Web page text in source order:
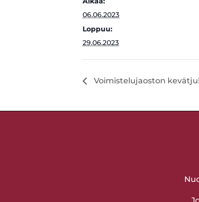
06.06.2023
Loppuu:
29.06.2023
Voimistelujaoston